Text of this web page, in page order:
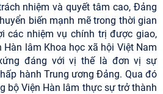
nhiệm và quyết tâm cao, Đảng
biến mạnh mẽ trong thời gian
các nhiệm vụ chính trị được giao,
lâm Khoa học xã hội Việt Nam
đáng với vị thế là đơn vị sự
hành Trung ương Đảng. Qua đó
bộ Viện Hàn lâm thực sự trở thành